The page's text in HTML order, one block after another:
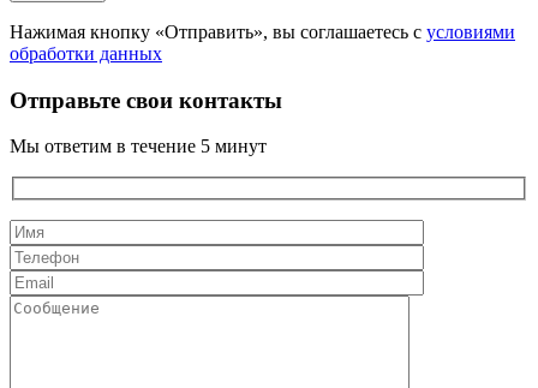
Нажимая кнопку «Отправить», вы соглашаетесь с условиями
обработки данных
Отправьте свои контакты
Мы ответим в течение 5 минут